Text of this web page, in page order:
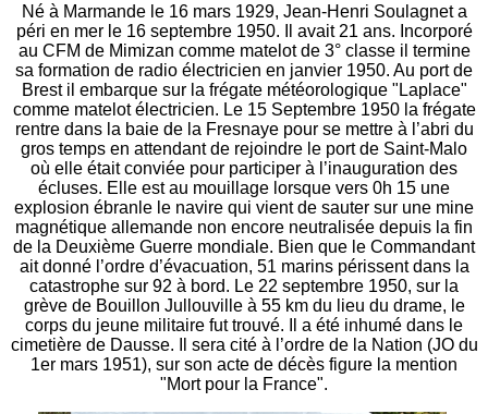
Né à Marmande le 16 mars 1929, Jean-Henri Soulagnet a
péri en mer le 16 septembre 1950. Il avait 21 ans. Incorporé
au CFM de Mimizan comme matelot de 3° classe il termine
sa formation de radio électricien en janvier 1950. Au port de
Brest il embarque sur la frégate météorologique "Laplace"
comme matelot électricien. Le 15 Septembre 1950 la frégate
rentre dans la baie de la Fresnaye pour se mettre à l’abri du
gros temps en attendant de rejoindre le port de Saint-Malo
où elle était conviée pour participer à l’inauguration des
écluses. Elle est au mouillage lorsque vers 0h 15 une
explosion ébranle le navire qui vient de sauter sur une mine
magnétique allemande non encore neutralisée depuis la fin
de la Deuxième Guerre mondiale. Bien que le Commandant
ait donné l’ordre d’évacuation, 51 marins périssent dans la
catastrophe sur 92 à bord. Le 22 septembre 1950, sur la
grève de Bouillon Jullouville à 55 km du lieu du drame, le
corps du jeune militaire fut trouvé. Il a été inhumé dans le
cimetière de Dausse. Il sera cité à l’ordre de la Nation (JO du
1er mars 1951), sur son acte de décès figure la mention
"Mort pour la France".